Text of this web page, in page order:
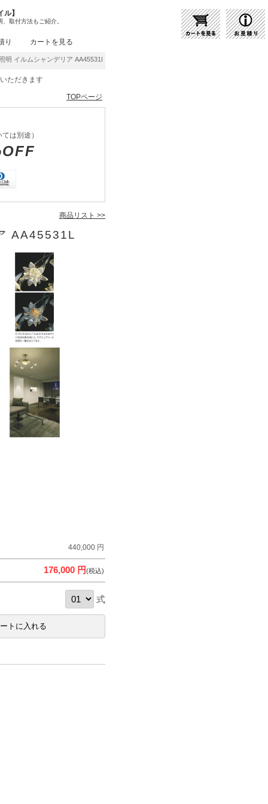
】
取付方法もご紹介。
り カートを見る
ムシャンデリア AA45531L | 商品紹介 | 照明器具の通販・インテリア照明の通信販売【
ただきます
TOPページ
は別途）
商品リスト >>
AA45531L
440,000 円
176,000 円(税込)
式